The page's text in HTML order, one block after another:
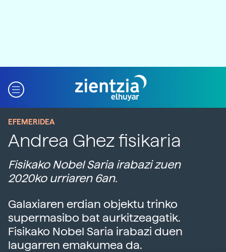
EFEMERIDEA
Andrea Ghez fisikaria
Fisikako Nobel Saria irabazi zuen
2020ko urriaren 6an.
Galaxiaren erdian objektu trinko
supermasibo bat aurkitzeagatik.
Fisikako Nobel Saria irabazi duen
laugarren emakumea da.